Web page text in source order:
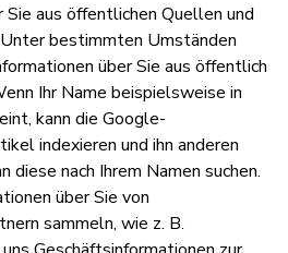
aus öffentlichen Quellen und
bestimmten Umständen
über Sie aus öffentlich
Ihr Name beispielsweise in
kann die Google-
indexieren und ihn anderen
diese nach Ihrem Namen suchen.
über Sie von
sammeln, wie z. B.